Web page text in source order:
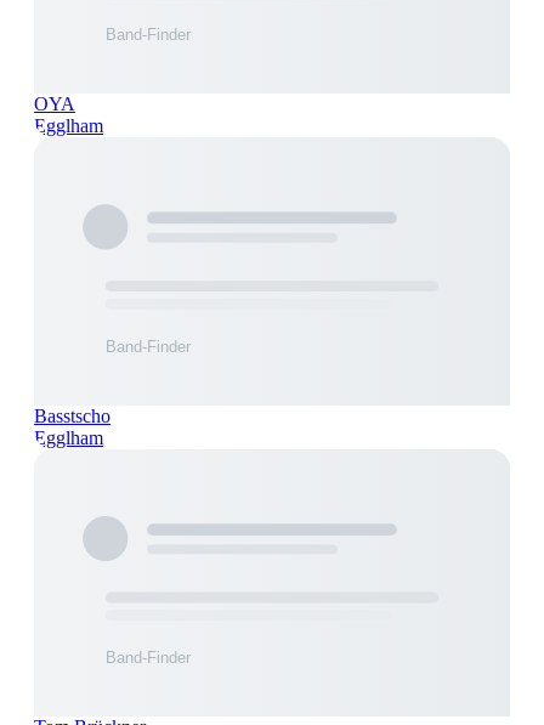
OYA
Egglham
Basstscho
Egglham